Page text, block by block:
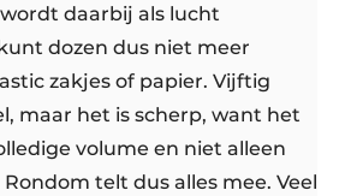
daarbij als lucht
dozen dus niet meer
zakjes of papier. Vijftig
maar het is scherp, want het
volume en niet alleen
telt dus alles mee. Veel